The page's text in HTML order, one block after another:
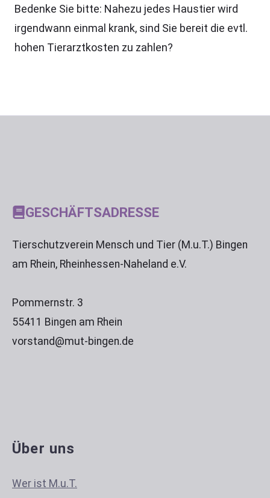
Bedenke Sie bitte: Nahezu jedes Haustier wird
irgendwann einmal krank, sind Sie bereit die evtl.
hohen Tierarztkosten zu zahlen?
GESCHÄFTSADRESSE
Tierschutzverein Mensch und Tier (M.u.T.) Bingen
am Rhein, Rheinhessen-Naheland e.V.
Pommernstr. 3
55411 Bingen am Rhein
vorstand@mut-bingen.de
Über uns
Wer ist M.u.T.